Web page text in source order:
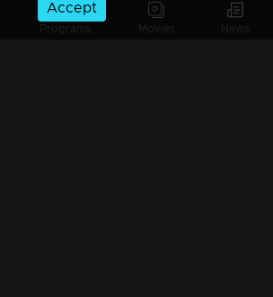
Programs Movies News
Accept